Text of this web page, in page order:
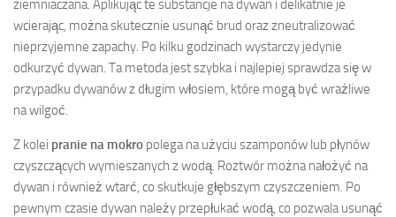
ziemniaczana. Aplikując te substancje na dywan i delikatnie je
wcierając, można skutecznie usunąć brud oraz zneutralizować
nieprzyjemne zapachy. Po kilku godzinach wystarczy jedynie
odkurzyć dywan. Ta metoda jest szybka i najlepiej sprawdza się w
przypadku dywanów z długim włosiem, które mogą być wrażliwe
na wilgoć.
Z kolei pranie na mokro polega na użyciu szamponów lub płynów
czyszczących wymieszanych z wodą. Roztwór można nałożyć na
dywan i również wtarć, co skutkuje głębszym czyszczeniem. Po
pewnym czasie dywan należy przepłukać wodą, co pozwala usunąć